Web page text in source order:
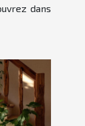
dans